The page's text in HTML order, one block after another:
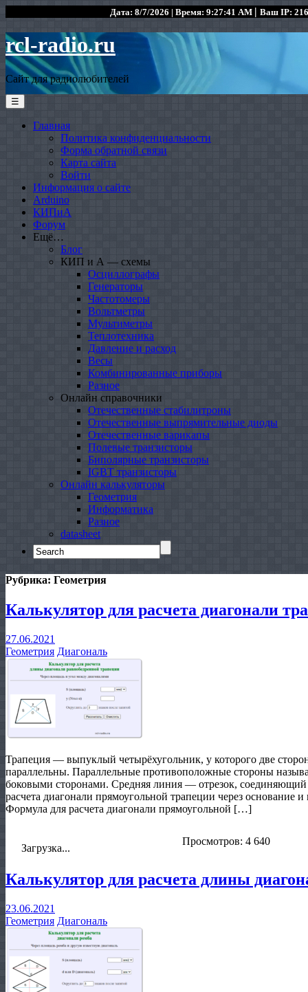
Дата: 8/7/2026 | Время: 9:27:41 AM | Ваш IP:
rcl-radio.ru
Сайт для радиолюбителей
☰
Главная
Политика конфиденциальности
Форма обратной связи
Карта сайта
Войти
Информация о сайте
Arduino
КИПиА
Форум
Ещё…
Блог
КИП и А — схемы
Осциллографы
Генераторы
Частотомеры
Вольтметры
Мультиметры
Теплотехника
Давление и расход
Весы
Комбинированные приборы
Разное
Онлайн справочники
Отечественные стабилитроны
Отечественные выпрямительные диоды
Отечественные варикапы
Полевые транзисторы
Биполярные транзисторы
IGBT транзисторы
Онлайн калькуляторы
Геометрия
Информатика
Разное
datasheet
Search
for:
Рубрика: Геометрия
Калькулятор для расчета диагонали
27.06.2021
Геометрия Диагональ
Трапеция — выпуклый четырёхугольник, у которого две
параллельны. Параллельные противоположные стороны
боковыми сторонами. Средняя линия — отрезок,
расчета диагонали прямоугольной трапеции через
Формула для расчета диагонали прямоугольной […]
Загрузка...
Просмотров: 4 640
Калькулятор для расчета длины
23.06.2021
Геометрия Диагональ